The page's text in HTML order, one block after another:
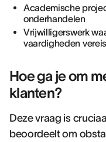
Academische
onderhandelen
Vrijwilligerswerk
vaardigheden
Hoe ga je om
klanten?
Deze vraag is
beoordeelt om